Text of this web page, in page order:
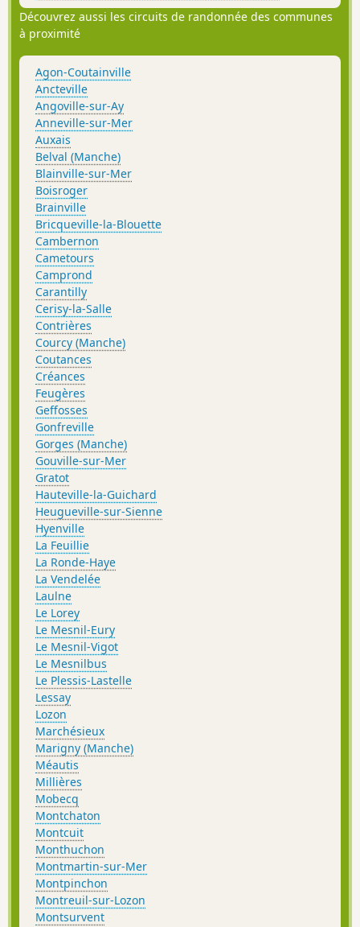
Découvrez aussi les circuits de randonnée des communes
à proximité
Agon-Coutainville
Ancteville
Angoville-sur-Ay
Anneville-sur-Mer
Auxais
Belval (Manche)
Blainville-sur-Mer
Boisroger
Brainville
Bricqueville-la-Blouette
Cambernon
Cametours
Camprond
Carantilly
Cerisy-la-Salle
Contrières
Courcy (Manche)
Coutances
Créances
Feugères
Geffosses
Gonfreville
Gorges (Manche)
Gouville-sur-Mer
Gratot
Hauteville-la-Guichard
Heugueville-sur-Sienne
Hyenville
La Feuillie
La Ronde-Haye
La Vendelée
Laulne
Le Lorey
Le Mesnil-Eury
Le Mesnil-Vigot
Le Mesnilbus
Le Plessis-Lastelle
Lessay
Lozon
Marchésieux
Marigny (Manche)
Méautis
Millières
Mobecq
Montchaton
Montcuit
Monthuchon
Montmartin-sur-Mer
Montpinchon
Montreuil-sur-Lozon
Montsurvent